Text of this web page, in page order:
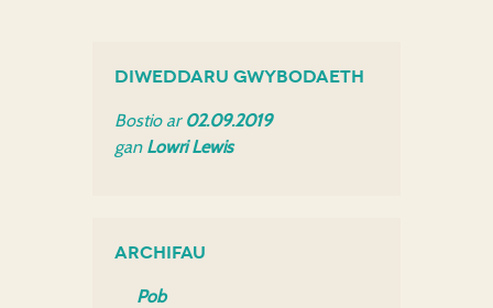
Diweddaru Gwybodaeth
Bostio ar 02.09.2019
gan Lowri Lewis
Archifau
Pob